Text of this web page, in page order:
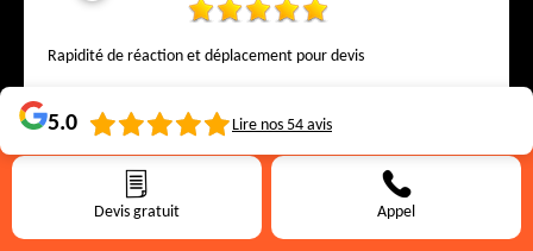
Devis gratuit Appel
Rapidité de réaction et déplacement pour devis
5.0 Lire nos 54 avis